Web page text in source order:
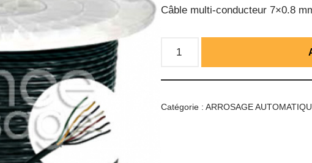
Câble multi-conducteur 7×0.8
Catégorie :ARROSAGE